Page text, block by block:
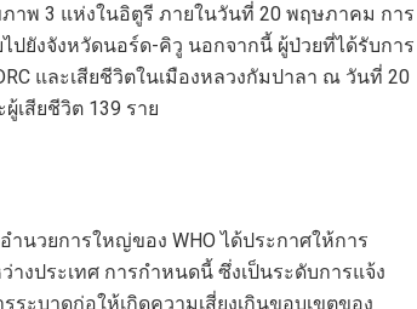
าพ 3 แห่งในอิตูรี ภายในวันที่ 20 พฤษภาคม การ
ปยังจังหวัดนอร์ด-คิวู นอกจากนี้ ผู้ป่วยที่ได้รับการ
และเสียชีวิตในเมืองหลวงกัมปาลา ณ วันที่ 20
เสียชีวิต 139 ราย
นวยการใหญ่ของ WHO ได้ประกาศให้การ
งประเทศ การกำหนดนี้ ซึ่งเป็นระดับการแจ้ง
ะบาดก่อให้เกิดความเสี่ยงเกินขอบเขตของ